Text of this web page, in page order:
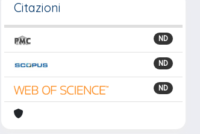
Citazioni
ND
ND
ND